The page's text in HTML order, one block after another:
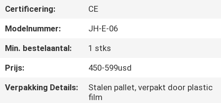
KWALITEITSCONTROLE
CONTACTEER
ONS
Certificering:
CE
Modelnummer:
JH-E-06
Min. bestelaantal:
1 stks
Prijs:
450-599usd
Verpakking Details:
Stalen pallet, verpakt door plastic
film